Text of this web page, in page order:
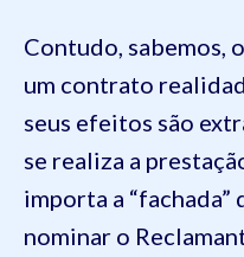
Contudo, sabemos,
um contrato
seus efeitos são
se realiza a
importa a “fachada”
nominar o